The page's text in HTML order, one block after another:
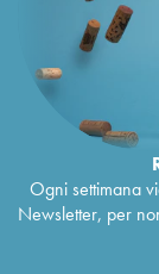
Ogni settimana
Newsletter, per